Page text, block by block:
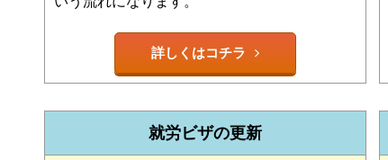
詳しくはコチラ
就労ビザの更新